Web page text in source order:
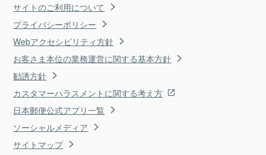
サイトのご利用について
プライバシーポリシー
Webアクセシビリティ方針
お客さま本位の業務運営に関する基本方針
勧誘方針
カスタマーハラスメントに関する考え方
日本郵便公式アプリ一覧
ソーシャルメディア
サイトマップ